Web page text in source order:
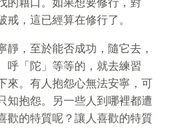
的藉口。如果想要修行，對
戒，這已經算在修行了。
靜，至於能否成功，隨它去，
呼「陀」等等的，就去練習
來。有人抱怨心無法安寧，可
知抱怨。另一些人到哪裡都遭
歡的特質呢？讓人喜歡的特質